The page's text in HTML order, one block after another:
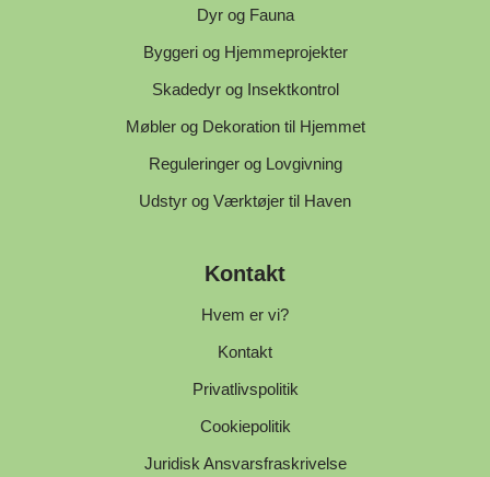
Dyr og Fauna
Byggeri og Hjemmeprojekter
Skadedyr og Insektkontrol
Møbler og Dekoration til Hjemmet
Reguleringer og Lovgivning
Udstyr og Værktøjer til Haven
Kontakt
Hvem er vi?
Kontakt
Privatlivspolitik
Cookiepolitik
Juridisk Ansvarsfraskrivelse